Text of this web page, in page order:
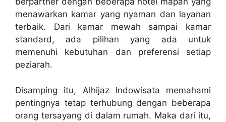
menawarkan kamar yang nyaman dan layanan
terbaik. Dari kamar mewah sampai kamar
standard, ada pilihan yang ada untuk
memenuhi kebutuhan dan preferensi setiap
peziarah.
Disamping itu, Alhijaz Indowisata memahami
pentingnya tetap terhubung dengan beberapa
orang tersayang di dalam rumah. Maka dari itu,